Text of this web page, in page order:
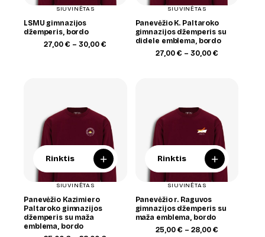
SIUVINĖTAS
LSMU gimnazijos
džemperis, bordo
27,00€ – 30,00€
SIUVINĖTAS
Panevėžio K. Paltaroko
gimnazijos džemperis su
didele emblema, bordo
27,00 € – 30,00 €Price
Rinktis +
SIUVINĖTAS
Panevėžio Kazimiero
Paltaroko gimnazijos
džemperis su maža
emblema, bordo
Rinktis +
SIUVINĖTAS
Panevėžio r. Raguvos
gimnazijos džemperis su
maža emblema, bordo
25,00 € – 28,00 €Price